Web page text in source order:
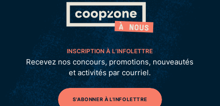
INSCRIPTION À L’INFOLETTRE
Recevez nos concours, promotions, nouveautés
et activités par courriel.
S'ABONNER À L'INFOLETTRE